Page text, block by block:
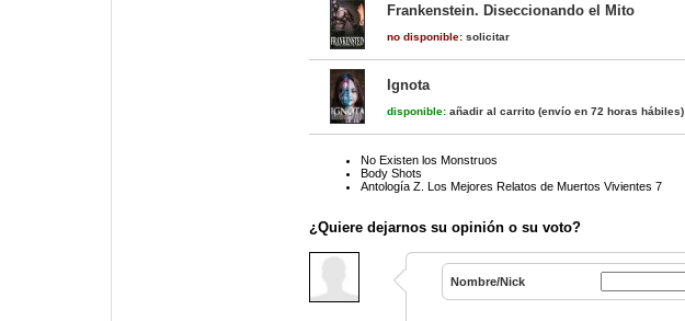
Frankenstein. Diseccionando el Mito
no disponible: solicitar
Ignota
disponible: añadir al carrito (envío en 72 horas hábiles)
No Existen los Monstruos
Body Shots
Antología Z. Los Mejores Relatos de Muertos Vivientes 7
¿Quiere dejarnos su opinión o su voto?
Nombre/Nick